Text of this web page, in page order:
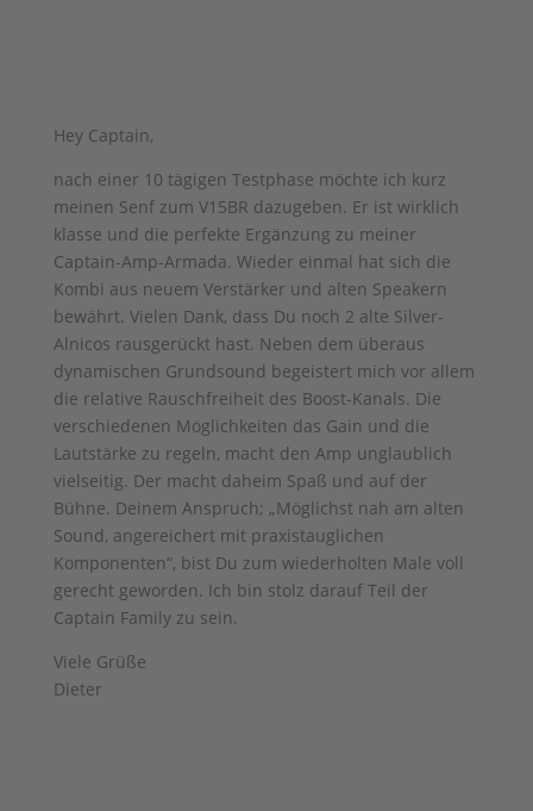
Hey Captain,
nach einer 10 tägigen Testphase möchte ich kurz
meinen Senf zum V15BR dazugeben. Er ist wirklich
klasse und die perfekte Ergänzung zu meiner
Captain-Amp-Armada. Wieder einmal hat sich die
Kombi aus neuem Verstärker und alten Speakern
bewährt. Vielen Dank, dass Du noch 2 alte Silver-
Alnicos rausgerückt hast. Neben dem überaus
dynamischen Grundsound begeistert mich vor allem
die relative Rauschfreiheit des Boost-Kanals. Die
verschiedenen Möglichkeiten das Gain und die
Lautstärke zu regeln, macht den Amp unglaublich
vielseitig. Der macht daheim Spaß und auf der
Bühne. Deinem Anspruch; „Möglichst nah am alten
Sound, angereichert mit praxistauglichen
Komponenten“, bist Du zum wiederholten Male voll
gerecht geworden. Ich bin stolz darauf Teil der
Captain Family zu sein.
Viele Grüße
Dieter